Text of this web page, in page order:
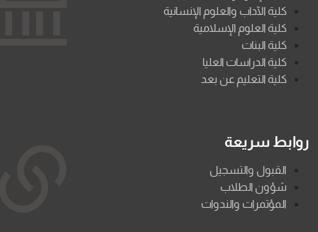
كلية الآداب والعلوم الإنسانية
كلية العلوم الإسلامية
كلية البنات
كلية الدراسات العليا
كلية التعليم عن بعد
روابط سريعة
القبول والتسجيل
شؤون الطلاب
المؤتمرات والندوات